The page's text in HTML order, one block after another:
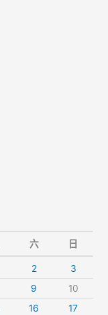
六 日
2
3
9
10
16
17